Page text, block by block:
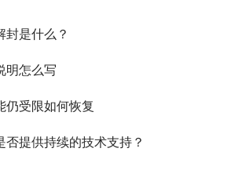
封是什么？
明怎么写
仍受限如何恢复
否提供持续的技术支持？